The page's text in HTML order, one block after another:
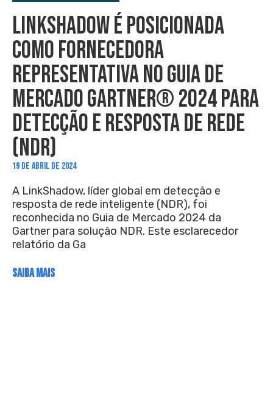
LINKSHADOW É POSICIONADA
COMO FORNECEDORA
REPRESENTATIVA NO GUIA DE
MERCADO GARTNER® 2024 PARA
DETECÇÃO E RESPOSTA DE REDE
(NDR)
19 DE ABRIL DE 2024
A LinkShadow, líder global em detecção e
resposta de rede inteligente (NDR), foi
reconhecida no Guia de Mercado 2024 da
Gartner para solução NDR. Este esclarecedor
relatório da Ga
SAIBA MAIS